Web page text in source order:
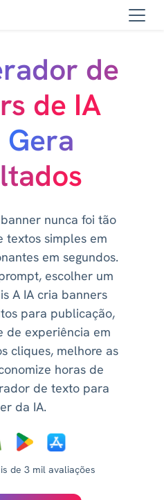
de
de IA
Gera
nunca foi tão
textos simples em
em segundos.
escolher um
A IA cria banners
para publicação,
de experiência em
cliques, melhore as
horas de
de texto para
da IA.
de 3 mil avaliações